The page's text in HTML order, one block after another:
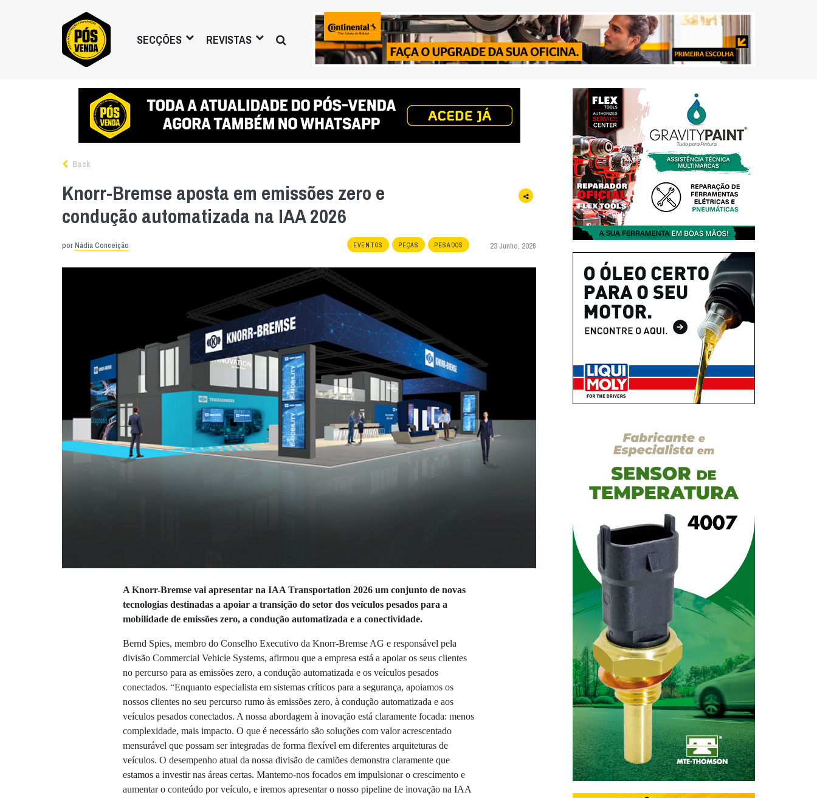
SECÇÕES REVISTAS
Back
Knorr-Bremse aposta em emissões zero e
condução automatizada na IAA 2026
porNádia Conceição EVENTOS PEÇAS PESADOS 23 Junho, 2026
A Knorr-Bremse vai apresentar na IAA Transportation 2026 um conjunto de novas
tecnologias destinadas a apoiar a transição do setor dos veículos pesados para a
mobilidade de emissões zero, a condução automatizada e a conectividade.
Bernd Spies, membro do Conselho Executivo da Knorr-Bremse AG e responsável pela
divisão Commercial Vehicle Systems, afirmou que a empresa está a apoiar os seus clientes
no percurso para as emissões zero, a condução automatizada e os veículos pesados
conectados. “Enquanto especialista em sistemas críticos para a segurança, apoiamos os
nossos clientes no seu percurso rumo às emissões zero, à condução automatizada e aos
veículos pesados conectados. A nossa abordagem à inovação está claramente focada: menos
complexidade, mais impacto. O que é necessário são soluções com valor acrescentado
mensurável que possam ser integradas de forma flexível em diferentes arquiteturas de
veículos. O desempenho atual da nossa divisão de camiões demonstra claramente que
estamos a investir nas áreas certas. Mantemo-nos focados em impulsionar o crescimento e
aumentar o conteúdo por veículo, e iremos apresentar o nosso pipeline de inovação na IAA